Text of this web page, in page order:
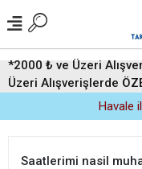
*2000 ₺ ve Üzeri
Üzeri Alışverişlerde
indirim (Üyelere Özel)
Havale
Saatlerimi nasil